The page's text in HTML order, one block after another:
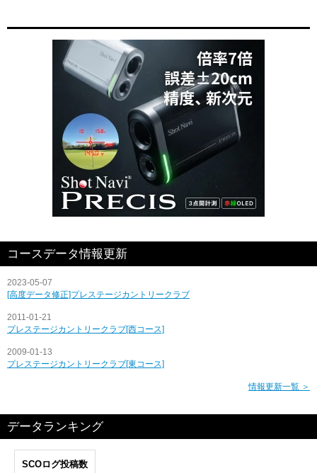
コースデータ情報更新
2023-05-07
[高度データ修正]プレステージカントリークラブ
2011-01-21
プレステージカントリークラブ[西コース]
2009-01-13
プレステージカントリークラブ[東コース]
情報更新一覧 ＞
データランキング
SCOログ投稿数